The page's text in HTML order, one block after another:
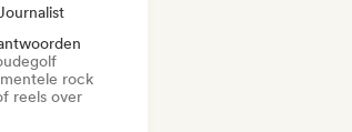
rock
reels over